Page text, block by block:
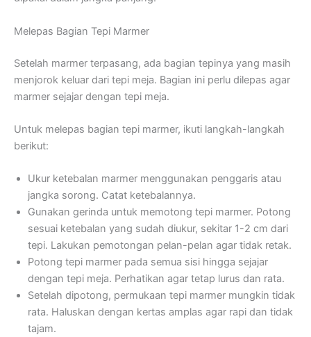
Melepas Bagian Tepi Marmer
Setelah marmer terpasang, ada bagian tepinya yang masih
menjorok keluar dari tepi meja. Bagian ini perlu dilepas agar
marmer sejajar dengan tepi meja.
Untuk melepas bagian tepi marmer, ikuti langkah-langkah
berikut:
Ukur ketebalan marmer menggunakan penggaris atau
jangka sorong. Catat ketebalannya.
Gunakan gerinda untuk memotong tepi marmer. Potong
sesuai ketebalan yang sudah diukur, sekitar 1-2 cm dari
tepi. Lakukan pemotongan pelan-pelan agar tidak retak.
Potong tepi marmer pada semua sisi hingga sejajar
dengan tepi meja. Perhatikan agar tetap lurus dan rata.
Setelah dipotong, permukaan tepi marmer mungkin tidak
rata. Haluskan dengan kertas amplas agar rapi dan tidak
tajam.